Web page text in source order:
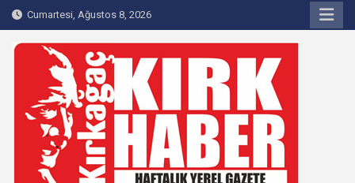
Skip
to
content
Cumartesi, Ağustos 8, 2026